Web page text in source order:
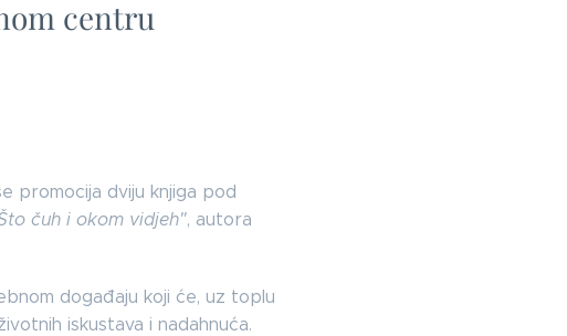
centru
promocija dviju knjiga pod
čuh i okom vidjeh", autora
događaju koji će, uz toplu
iskustava i nadahnuća.